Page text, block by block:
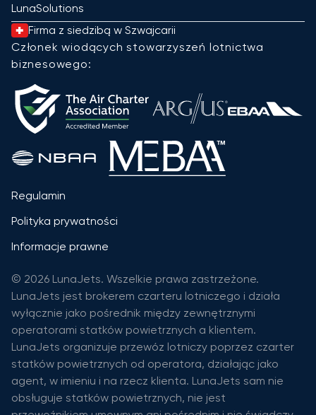
LunaSolutions
Firma z siedzibą w Szwajcarii
Członek wiodących stowarzyszeń lotnictwa
biznesowego:
Regulamin
Polityka prywatności
Informacje prawne
© 2026 LunaJets. Wszelkie prawa zastrzeżone.
LunaJets jest brokerem czarteru lotniczego i działa
wyłącznie jako pośrednik między zewnętrznymi
operatorami statków powietrznych a klientem.
LunaJets organizuje przewóz lotniczy poprzez czarter
statków powietrznych od operatora, działając jako
agent, w imieniu i na rzecz klienta. LunaJets sam nie
obsługuje statków powietrznych, nie jest